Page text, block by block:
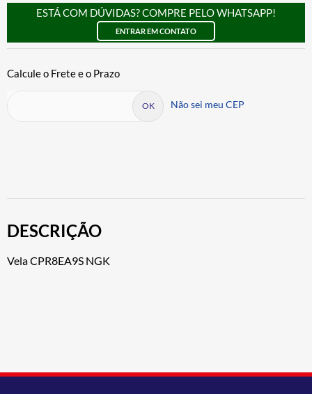
ESTÁ COM DÚVIDAS? COMPRE PELO WHATSAPP!
ENTRAR EM CONTATO
Não sei meu CEP
DESCRIÇÃO
Vela CPR8EA9S NGK